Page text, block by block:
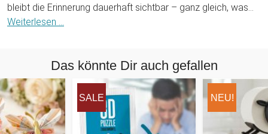
bleibt die Erinnerung dauerhaft sichtbar – ganz gleich, was
das Wetter macht!
Weiterlesen ...
Das könnte Dir auch gefallen
SALE NEU!